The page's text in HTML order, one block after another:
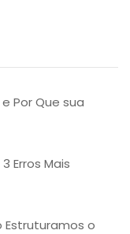
Por Que sua
Erros Mais
Estruturamos o